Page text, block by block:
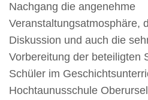
Nachgang die angenehme
Veranstaltungsatmosphäre,
Diskussion und auch die
Vorbereitung der beteiligten
Schüler im
Hochtaunusschule